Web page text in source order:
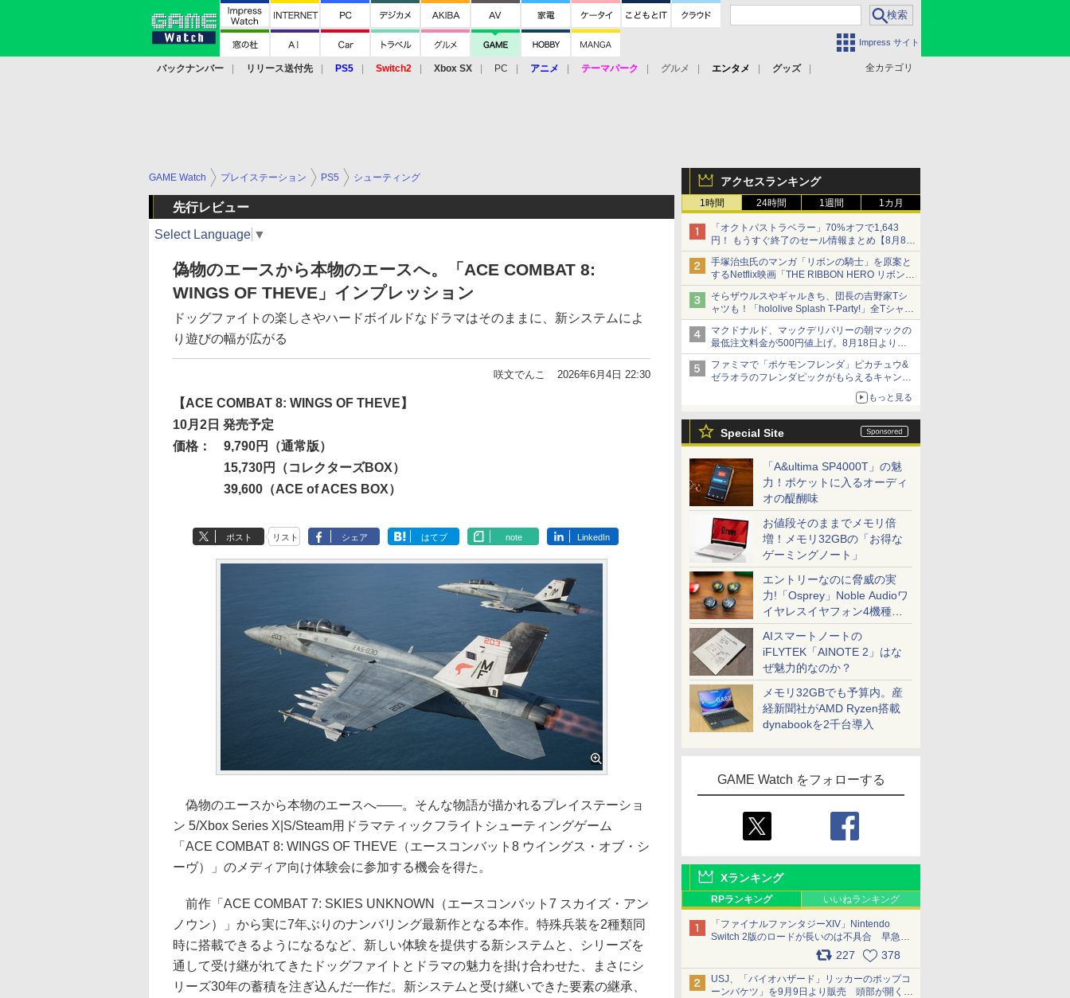
Impress サイト
全カテゴリ
バックナンバー リリース送付先 PS5 Switch2 Xbox SX PC アニメ テーマパーク グルメ エンタメ
グッズ
アクセスランキング
1時間 24時間 1週間 1カ月
「オクトパストラベラー」70%オフで1,643
円！ もうすぐ終了のセール情報まとめ【8月8日
更新】
ニンテンドーeショップでは「大神 絶景版」が
67%オフで990円
手塚治虫氏のマンガ「リボンの騎士」を原案と
するNetflix映画「THE RIBBON HERO リボンヒ
ーロー」本日配信開始
そらザウルスやギャルきち、団長の吉野家Tシ
ャツも！「hololive Splash T-Party!」全Tシャツ
ラインナップ公開＆オンライン販売開始
マクドナルド、マックデリバリーの朝マックの
最低注文料金が500円値上げ。8月18日より
1,500円から受付
ファミマで「ポケモンフレンダ」ピカチュウ&
ゼラオラのフレンダピックがもらえるキャンペ
もっと見る
Special Site
「A&ultima SP4000T」の魅
力！ポケットに入るオーディ
オの醍醐味
お値段そのままでメモリ倍
増！メモリ32GBの「お得な
ゲーミングノート」
エントリーなのに脅威の実
力!「Osprey」Noble Audioワ
イヤレスイヤフォン4機種を
一気に聴く
AIスマートノートの
iFLYTEK「AINOTE 2」はな
ぜ魅力的なのか？
メモリ32GBでも予算内。産
経新聞社がAMD Ryzen搭載
dynabookを2千台導入
GAME Watch をフォローする
Xランキング
RPランキング いいねランキング
「ファイナルファンタジーXIV」Nintendo
Switch 2版のロードが長いのは不具合 早急に
アップデートできるよう対応中227 378
USJ、「バイオハザード」リッカーのポップコ
ーンバケツ」を9月9日より販売 頭部が開く仕
GAME Watch プレイステーション PS5 シューティング
先行レビュー
Select Language ▼
偽物のエースから本物のエースへ。「ACE COMBAT 8:
WINGS OF THEVE」インプレッション
ドッグファイトの楽しさやハードボイルドなドラマはそのままに、新システムによ
り遊びの幅が広がる
咲文でんこ 2026年6月4日 22:30
【ACE COMBAT 8: WINGS OF THEVE】
10月2日 発売予定
価格：
9,790円（通常版）
15,730円（コレクターズBOX）
39,600（ACE of ACES BOX）
ポスト リスト シェア はてブ note LinkedIn
偽物のエースから本物のエースへ——。そんな物語が描かれるプレイステーショ
ン 5/Xbox Series X|S/Steam用ドラマティックフライトシューティングゲーム
「ACE COMBAT 8: WINGS OF THEVE（エースコンバット8 ウイングス・オブ・シ
ーヴ）」のメディア向け体験会に参加する機会を得た。
前作「ACE COMBAT 7: SKIES UNKNOWN（エースコンバット7 スカイズ・アン
ノウン）」から実に7年ぶりのナンバリング最新作となる本作。特殊兵装を2種類同
時に搭載できるようになるなど、新しい体験を提供する新システムと、シリーズを
通して受け継がれてきたドッグファイトとドラマの魅力を掛け合わせた、まさにシ
リーズ30年の蓄積を注ぎ込んだ一作だ。新システムと受け継いできた要素の継承、